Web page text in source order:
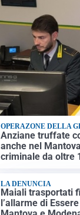
OPERAZONE DELLA
Anziane truffate
anche nel
criminale da oltre
LA DENUNCIA
Maiali trasportati
l’allarme di